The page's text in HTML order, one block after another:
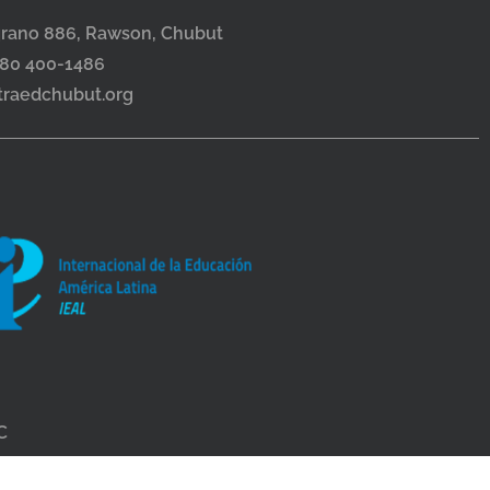
886, Rawson, Chubut
400-1486